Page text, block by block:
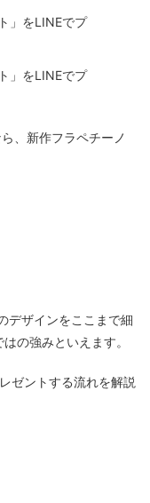
、新作フラペチーノ
デザインをここまで細
の強みといえます。
ゼントする流れを解説